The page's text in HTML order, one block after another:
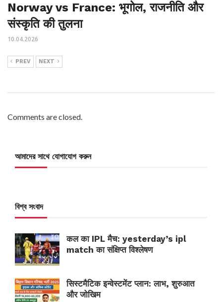
Norway vs France: भूगोल, राजनीति और
संस्कृति की तुलना
10.04.2026
PREV NEXT
Comments are closed.
আমাদের সাথে যোগাযোগ করুন
বিশ্ব সংবাদ
कल का IPL मैच: yesterday’s ipl
match का संक्षिप्त विश्लेषण
सिस्टमैटिक इन्वेस्टमेंट प्लान: लाभ, शुरुआत
और जोखिम